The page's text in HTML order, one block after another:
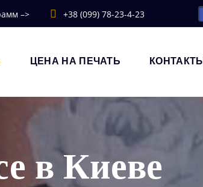
–> +38 (099) 78-23-4-23
ЦЕНА НА ПЕЧАТЬ КОНТАКТЫ
в Киеве